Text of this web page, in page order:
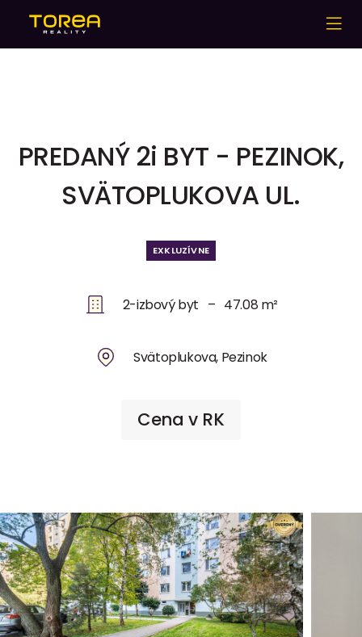
PREDANÝ 2i BYT - PEZINOK,
SVÄTOPLUKOVA UL.
EXKLUZÍVNE
2-izbový byt – 47.08 m²
Svätoplukova, Pezinok
Cena v RK